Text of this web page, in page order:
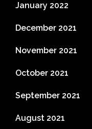
January 2022
December 2021
November 2021
October 2021
September 2021
August 2021